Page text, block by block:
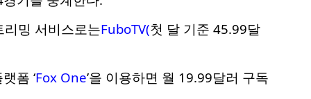
리밍 서비스로는FuboTV(첫 달 기준 45.99달
폼 ‘Fox One’을 이용하면 월 19.99달러 구독